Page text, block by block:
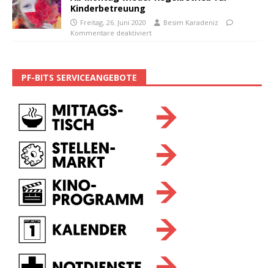
Kinderbetreuung
Freitag, 26. Juni 2020
Besim Karadeniz
Kommentare deaktiviert
PF-BITS SERVICEANGEBOTE